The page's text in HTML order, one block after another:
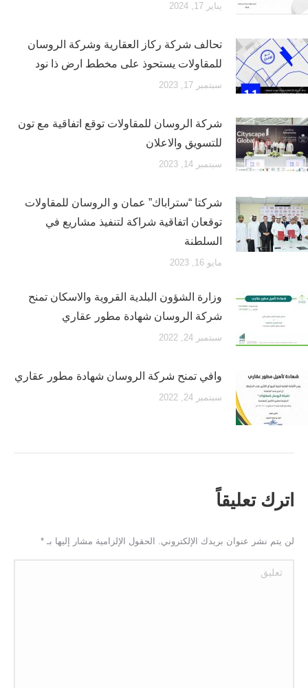
يناير 17, 2024
تحالف شركة ركاز العقارية وشركة الروسان
للمقاولات يستحوذ على مخطط ارض ذا نود
سبتمبر 17, 2023
شركة الروسان للمقاولات توقع اتفاقية مع تون
للتسويق والاعلان
سبتمبر 14, 2023
شركتا “ستراباك” عمان و الروسان للمقاولات
توقعان اتفاقية شراكة لتنفيذ مشاريع في
السلطنة
مايو 16, 2023
وزارة الشؤون البلدية القروية والاسكان تمنح
شركة الروسان شهادة مطور عقاري
سبتمبر 24, 2022
وافي تمنح شركة الروسان شهادة مطور عقاري
سبتمبر 24, 2022
اترك تعليقاً
لن يتم نشر عنوان بريدك الإلكتروني. الحقول الإلزامية مشار إليها بـ *
تعليق